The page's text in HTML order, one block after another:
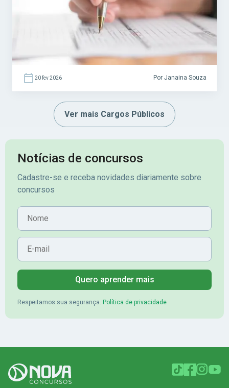
ligados ao SUAS (Sistema Único de
Assistência Social). Acesse agora o […]
20 fev 2026 Por Janaina Souza
Ver mais Cargos Públicos
Notícias de concursos
Cadastre-se e receba novidades diariamente sobre
concursos
Nome
E-mail
Quero aprender mais
Respeitamos sua segurança. Política de privacidade